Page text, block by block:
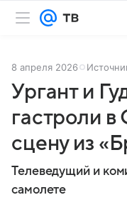
8 апреля 2026
Ургант и
гастроли
сцену из
Телеведущий и
самолете